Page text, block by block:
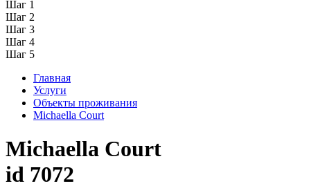
Шаг 1
Шаг 2
Шаг 3
Шаг 4
Шаг 5
Главная
Услуги
Объекты проживания
Michaella Court
Michaella Court
id 7072